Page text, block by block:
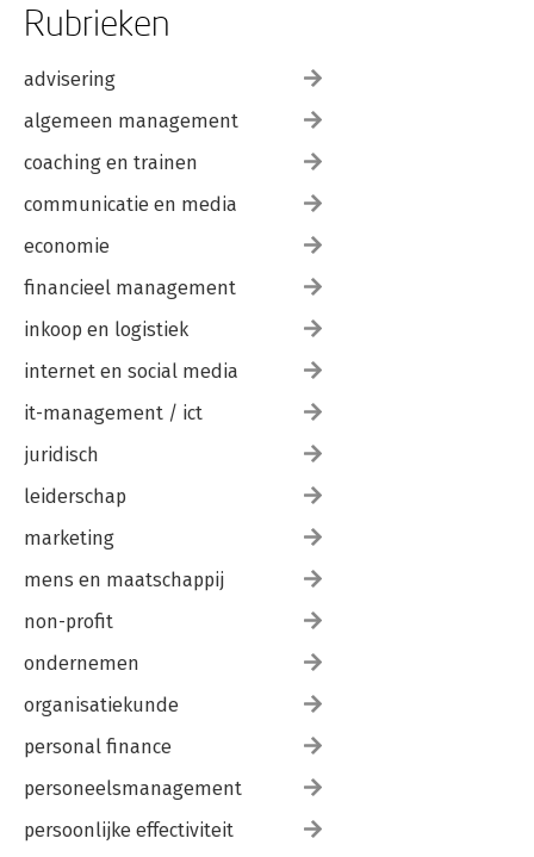
Rubrieken
advisering
algemeen management
coaching en trainen
communicatie en media
economie
financieel management
inkoop en logistiek
internet en social media
it-management / ict
juridisch
leiderschap
marketing
mens en maatschappij
non-profit
ondernemen
organisatiekunde
personal finance
personeelsmanagement
persoonlijke effectiviteit